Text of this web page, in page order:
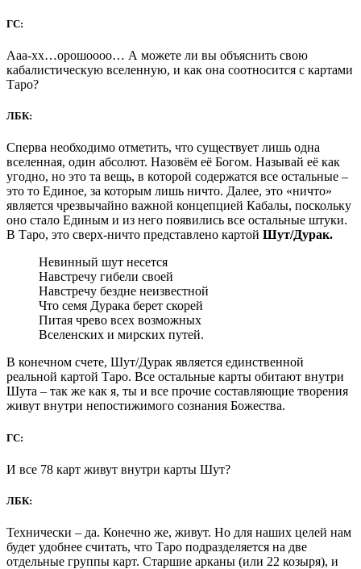
ГС:
Ааа-хх…орошоооо… А можете ли вы объяснить свою
кабалистическую вселенную, и как она соотносится с картами
Таро?
ЛБК:
Сперва необходимо отметить, что существует лишь одна
вселенная, один абсолют. Назовём её Богом. Называй её как
угодно, но это та вещь, в которой содержатся все остальные –
это то Единое, за которым лишь ничто. Далее, это «ничто»
является чрезвычайно важной концепцией Кабалы, поскольку
оно стало Единым и из него появились все остальные штуки.
В Таро, это сверх-ничто представлено картой Шут/Дурак.
Невинный шут несется
Навстречу гибели своей
Навстречу бездне неизвестной
Что семя Дурака берет скорей
Питая чрево всех возможных
Вселенских и мирских путей.
В конечном счете, Шут/Дурак является единственной
реальной картой Таро. Все остальные карты обитают внутри
Шута – так же как я, ты и все прочие составляющие творения
живут внутри непостижимого сознания Божества.
ГС:
И все 78 карт живут внутри карты Шут?
ЛБК:
Технически – да. Конечно же, живут. Но для наших целей нам
будет удобнее считать, что Таро подразделяется на две
отдельные группы карт. Старшие арканы (или 22 козыря), и